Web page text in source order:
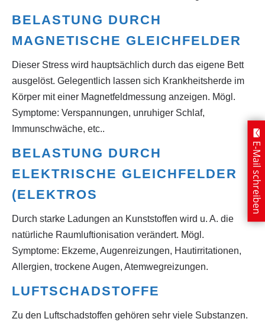
BELASTUNG DURCH
MAGNETISCHE GLEICHFELDER
Dieser Stress wird hauptsächlich durch das eigene Bett
ausgelöst. Gelegentlich lassen sich Krankheitsherde im
Körper mit einer Magnetfeldmessung anzeigen. Mögl.
Symptome: Verspannungen, unruhiger Schlaf,
Immunschwäche, etc..
BELASTUNG DURCH
ELEKTRISCHE GLEICHFELDER
(ELEKTROS
Durch starke Ladungen an Kunststoffen wird u. A. die
natürliche Raumluftionisation verändert. Mögl.
Symptome: Ekzeme, Augenreizungen, Hautirritationen,
Allergien, trockene Augen, Atemwegreizungen.
LUFTSCHADSTOFFE
Zu den Luftschadstoffen gehören sehr viele Substanzen.
E-Mail schreiben